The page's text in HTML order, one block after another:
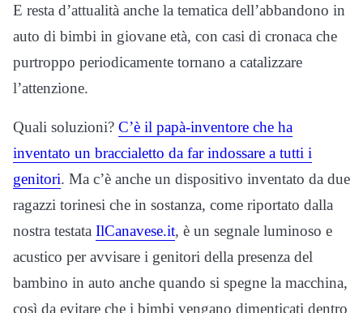
E resta d’attualità anche la tematica dell’abbandono in
auto di bimbi in giovane età, con casi di cronaca che
purtroppo periodicamente tornano a catalizzare
l’attenzione.
Quali soluzioni? C’è il papà-inventore che ha
inventato un braccialetto da far indossare a tutti i
genitori. Ma c’è anche un dispositivo inventato da due
ragazzi torinesi che in sostanza, come riportato dalla
nostra testata IlCanavese.it, è un segnale luminoso e
acustico per avvisare i genitori della presenza del
bambino in auto anche quando si spegne la macchina,
così da evitare che i bimbi vengano dimenticati dentro